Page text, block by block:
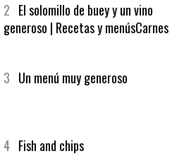
2 El solomillo de buey y un vino
generoso | Recetas y menúsCarnes
3 Un menú muy generoso
4 Fish and chips